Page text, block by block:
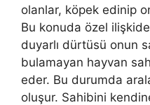
olanlar, köpek edinip
Bu konuda özel
duyarlı dürtüsü onun
bulamayan hayvan
eder. Bu durumda
oluşur. Sahibini